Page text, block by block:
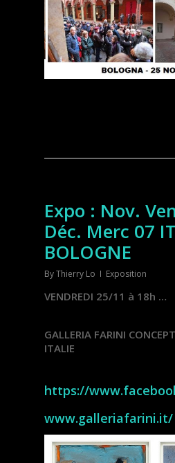
Expo : Nov.
Déc. Merc 07
BOLOGNE
ByThierry Lo Exposition
VENDREDI 25/11 à 18h …
GALLERIA FARINI
ITALIE
https://
www.galleriafarini.it/